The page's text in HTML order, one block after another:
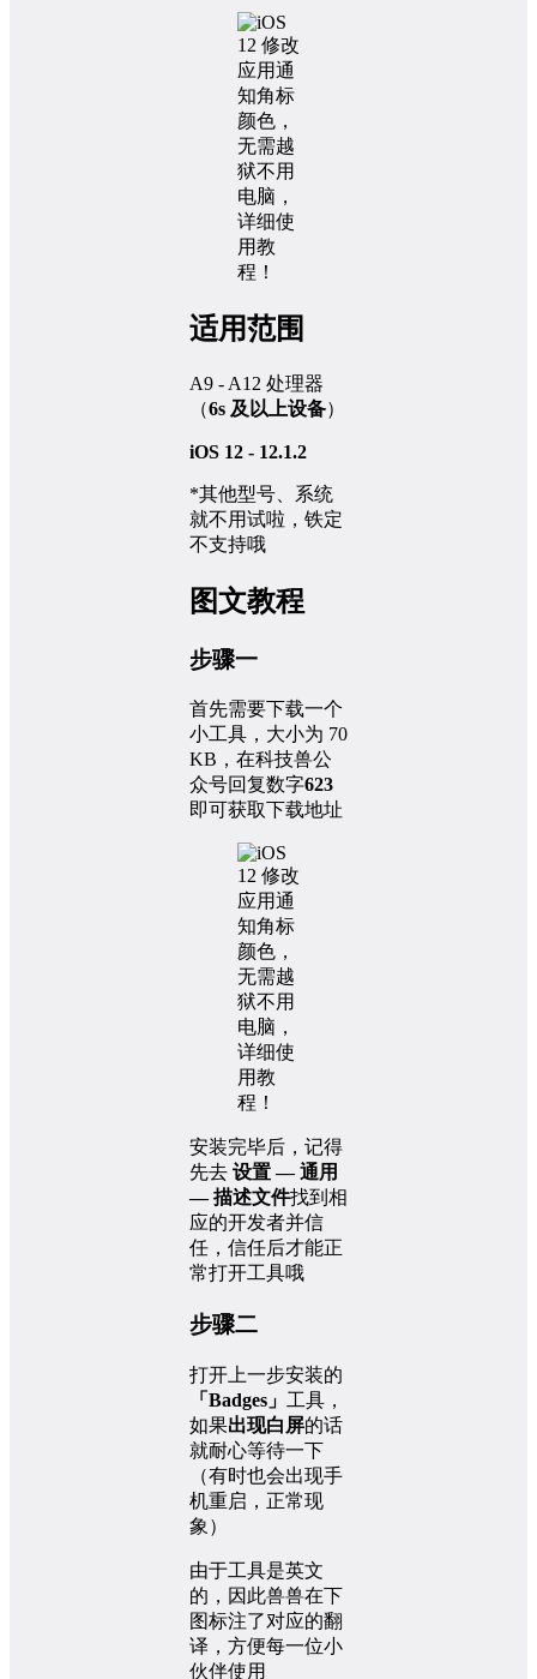
适用范围
A9 - A12 处理器
（6s 及以上设备）
iOS 12 - 12.1.2
*其他型号、系统
就不用试啦，铁定
不支持哦
图文教程
步骤一
首先需要下载一个
小工具，大小为 70
KB，在科技兽公
众号回复数字623
即可获取下载地址
安装完毕后，记得
先去 设置 — 通用
— 描述文件找到相
应的开发者并信
任，信任后才能正
常打开工具哦
步骤二
打开上一步安装的
「Badges」 工具，
如果出现白屏的话
就耐心等待一下
（有时也会出现手
机重启，正常现
象）
由于工具是英文
的，因此兽兽在下
图标注了对应的翻
译，方便每一位小
伙伴使用